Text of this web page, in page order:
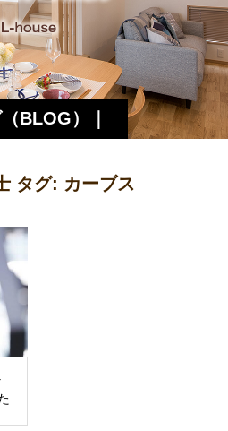
BLOG）｜
ハウス
タグ: カーブス